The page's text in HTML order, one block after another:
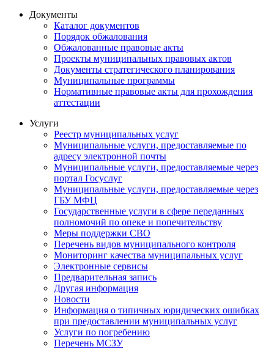
Документы
Каталог документов
Порядок обжалования
Обжалованные правовые акты
Проекты муниципальных правовых актов
Документы стратегического планирования
Муниципальные программы
Нормативные правовые акты для прохождения
аттестации
Услуги
Реестр муниципальных услуг
Муниципальные услуги, предоставляемые по
адресу электронной почты
Муниципальные услуги, предоставляемые через
портал Госуслуг
Муниципальные услуги, предоставляемые через
ГБУ МФЦ
Государственные услуги в сфере переданных
полномочий по опеке и попечительству
Меры поддержки СВО
Перечень видов муниципального контроля
Мониторинг качества муниципальных услуг
Электронные сервисы
Предварительная запись
Другая информация
Новости
Информация о типичных юридических ошибках
при предоставлении муниципальных услуг
Услуги по погребению
Перечень МСЗУ